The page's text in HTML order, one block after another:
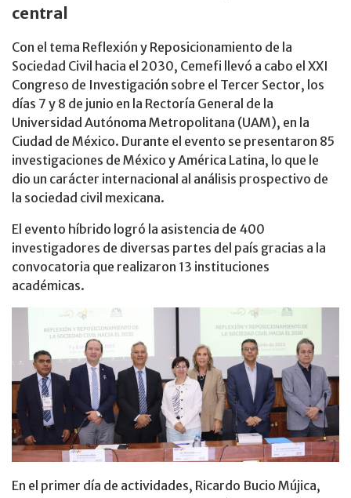
central
Con el tema Reflexión y Reposicionamiento de la
Sociedad Civil hacia el 2030, Cemefi llevó a cabo el XXI
Congreso de Investigación sobre el Tercer Sector, los
días 7 y 8 de junio en la Rectoría General de la
Universidad Autónoma Metropolitana (UAM), en la
Ciudad de México. Durante el evento se presentaron 85
investigaciones de México y América Latina, lo que le
dio un carácter internacional al análisis prospectivo de
la sociedad civil mexicana.
El evento híbrido logró la asistencia de 400
investigadores de diversas partes del país gracias a la
convocatoria que realizaron 13 instituciones
académicas.
En el primer día de actividades, Ricardo Bucio Mújica,